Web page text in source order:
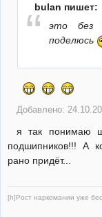
bulan пишет:
это без
поделюсь
Добавлено:
я так понимаю
подшипников!!! А
рано придёт...
[h]Рост наркомании уже